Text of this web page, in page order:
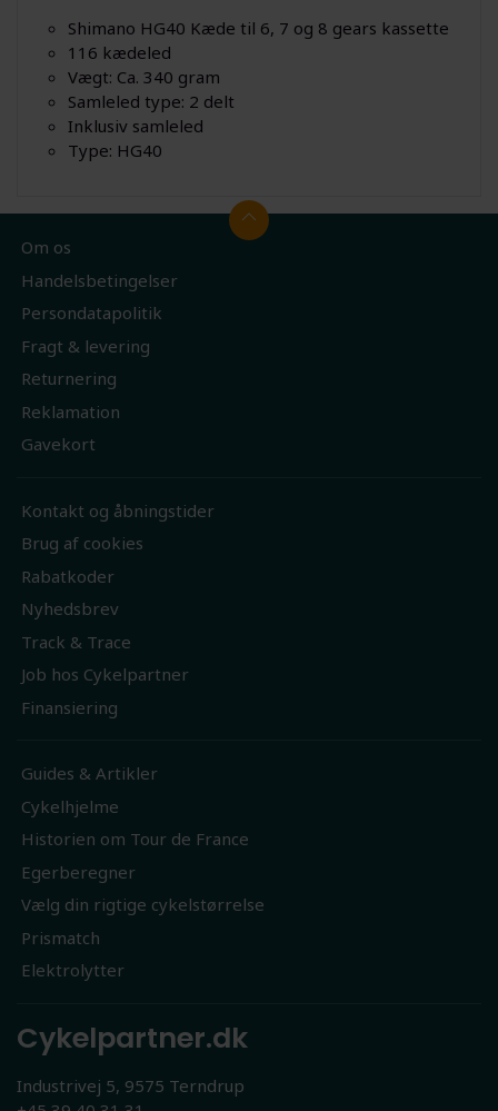
Shimano HG40 Kæde til 6, 7 og 8 gears kassette
116 kædeled
Vægt: Ca. 340 gram
Samleled type: 2 delt
Inklusiv samleled
Type: HG40
Om os
Handelsbetingelser
Persondatapolitik
Fragt & levering
Returnering
Reklamation
Gavekort
Kontakt og åbningstider
Brug af cookies
Rabatkoder
Nyhedsbrev
Track & Trace
Job hos Cykelpartner
Finansiering
Guides & Artikler
Cykelhjelme
Historien om Tour de France
Egerberegner
Vælg din rigtige cykelstørrelse
Prismatch
Elektrolytter
Cykelpartner.dk
Industrivej 5, 9575 Terndrup